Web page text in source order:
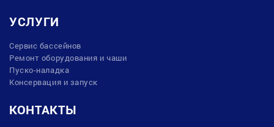
УСЛУГИ
Сервис бассейнов
Ремонт оборудования и чаши
Пуско-наладка
Консервация и запуск
КОНТАКТЫ